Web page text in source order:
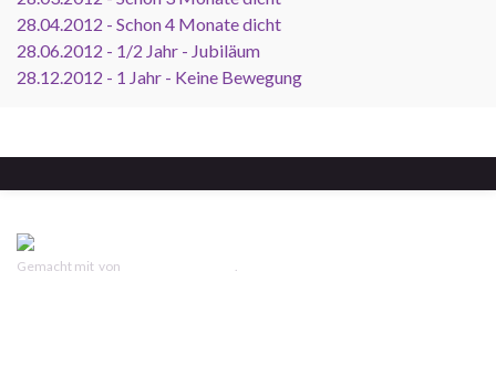
28.04.2012 - Schon 4 Monate dicht
28.06.2012 - 1/2 Jahr - Jubiläum
28.12.2012 - 1 Jahr - Keine Bewegung
Gemacht mit von .